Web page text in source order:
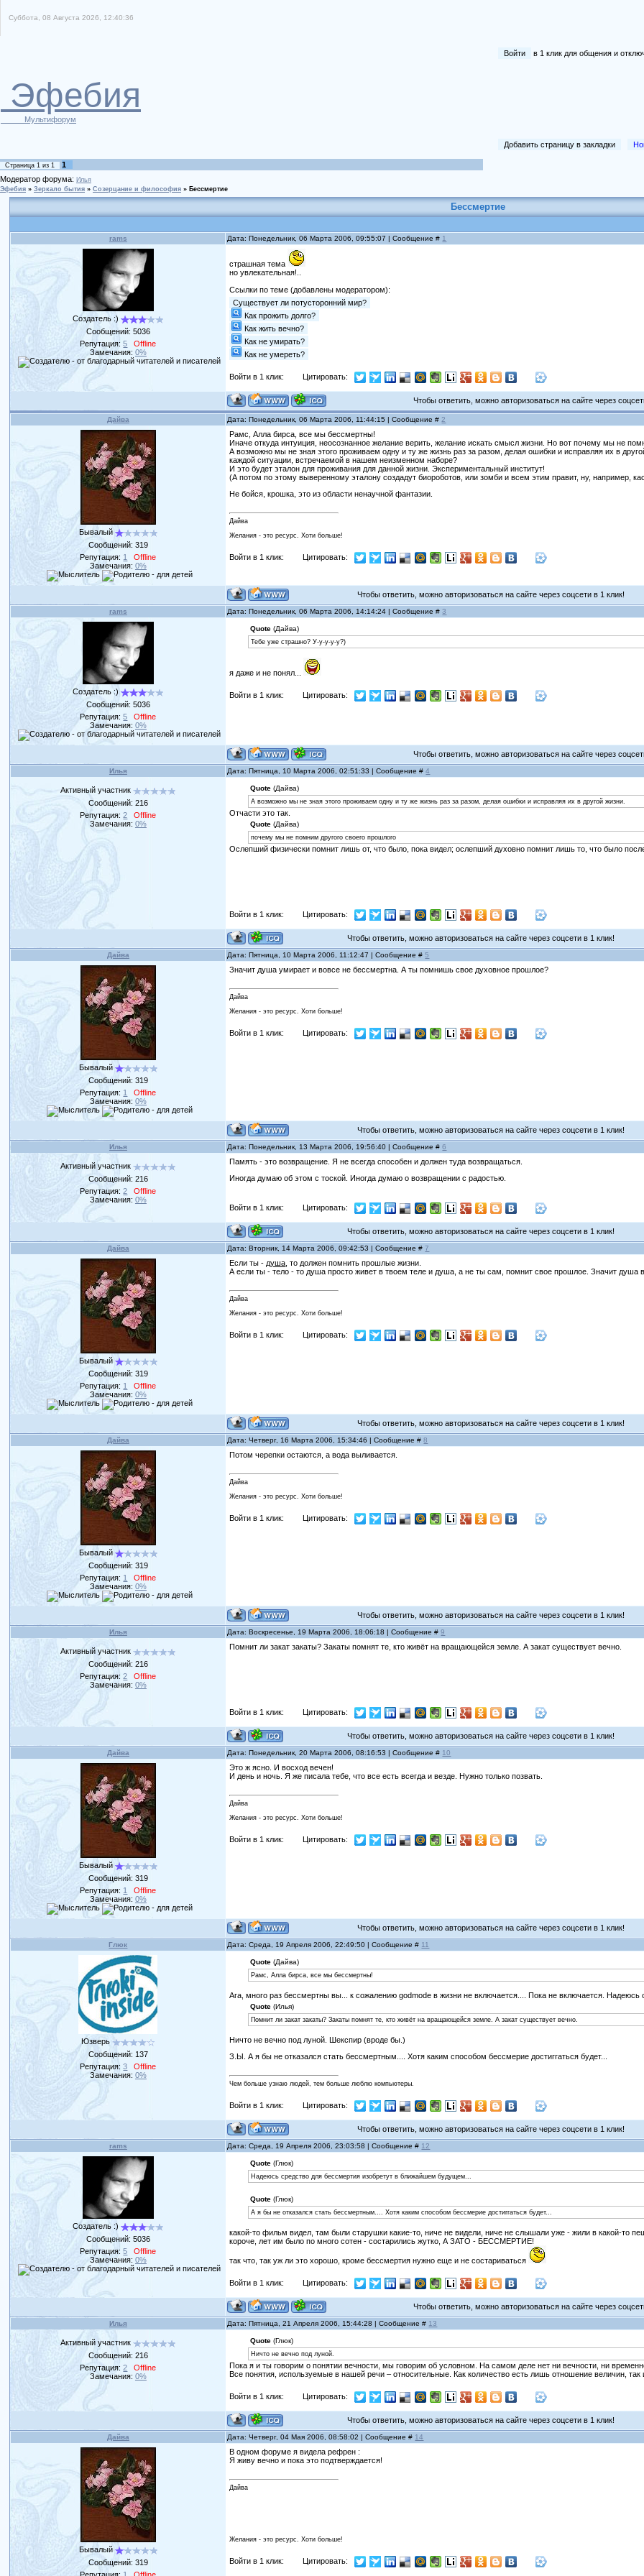
Суббота, 08 Августа 2026, 12:40:36
Войти в 1 клик для общения и
Эфебия
Мультифорум
Добавить страницу в закладки
Страница 1 из 1
1
Модератор форума: Илья
Эфебия » Зеркало бытия » Созерцание и философия » Бессмертие
Бессмертие
rams Дата: Понедельник, 06 Марта 2006, 09:55:07 | Сообщение # 1
Создатель :)
Сообщений: 5036
Репутация:5
Offline
Замечания: 0%
страшная тема
но увлекательная!..
Ссылки по теме (добавлены модератором):
Существует ли потусторонний мир?
Как прожить долго?
Как жить вечно?
Как не умирать?
Как не умереть?
Войти в 1 клик: Цитировать:
Чтобы ответить, можно авторизоваться на сайте через
Дайва Дата: Понедельник, 06 Марта 2006, 11:44:15 | Сообщение # 2
Бывалый
Сообщений: 319
Репутация: 1
Offline
Замечания: 0%
Рамс, Алла бирса, все мы бессмертны!
Иначе откуда интуиция, неосознанное желание верить, желание искать смысл жизни. Но вот почему мы не
А возможно мы не зная этого проживаем одну и ту же жизнь раз за разом, делая ошибки и исправляя их в
каждой ситуации, встречаемой в нашем неизменном наборе?
И это будет эталон для проживания для данной жизни. Экспериментальный институт!
(А потом по этому выверенному эталону создадут биороботов, или зомби и всем этим правит, ну, например,
Не бойся, крошка, это из области ненаучной фантазии.
Дайва
Желания - это ресурс. Хоти больше!
Войти в 1 клик: Цитировать:
Чтобы ответить, можно авторизоваться на сайте через соцсети в 1 клик!
rams Дата: Понедельник, 06 Марта 2006, 14:14:24 | Сообщение #3
Создатель :)
Сообщений: 5036
Репутация:5
Offline
Замечания: 0%
Quote (Дайва)
Тебе уже страшно? У-у-у-у-у?)
я даже и не понял...
Войти в 1 клик: Цитировать:
Чтобы ответить, можно авторизоваться на сайте через
Илья Дата: Пятница, 10 Марта 2006, 02:51:33 | Сообщение #4
Активный участник
Сообщений: 216
Репутация:2
Offline
Замечания: 0%
Quote (Дайва)
А возможно мы не зная этого проживаем одну и ту же жизнь раз за разом, делая ошибки и исправляя их в другой жизни.
Отчасти это так.
Quote (Дайва)
почему мы не помним другого своего прошлого
Ослепший физически помнит лишь от, что было, пока видел; ослепший духовно помнит лишь то, что было
Войти в 1 клик: Цитировать:
Чтобы ответить, можно авторизоваться на сайте через соцсети в 1 клик!
Дайва Дата: Пятница, 10 Марта 2006, 11:12:47 | Сообщение #5
Бывалый
Сообщений: 319
Репутация: 1
Offline
Замечания: 0%
Значит душа умирает и вовсе не бессмертна. А ты помнишь свое духовное прошлое?
Дайва
Желания - это ресурс. Хоти больше!
Войти в 1 клик: Цитировать:
Чтобы ответить, можно авторизоваться на сайте через соцсети в 1 клик!
Илья Дата: Понедельник, 13 Марта 2006, 19:56:40 | Сообщение #6
Активный участник
Сообщений: 216
Репутация:2
Offline
Замечания: 0%
Память - это возвращение. Я не всегда способен и должен туда возвращаться.
Иногда думаю об этом с тоской. Иногда думаю о возвращении с радостью.
Войти в 1 клик: Цитировать:
Чтобы ответить, можно авторизоваться на сайте через соцсети в 1 клик!
Дайва Дата: Вторник, 14 Марта 2006, 09:42:53 | Сообщение #7
Бывалый
Сообщений: 319
Репутация: 1
Offline
Замечания: 0%
Если ты - душа , то должен помнить прошлые жизни.
А если ты - тело - то душа просто живет в твоем теле и душа, а не ты сам, помнит свое прошлое. Значит душа
Дайва
Желания - это ресурс. Хоти больше!
Войти в 1 клик: Цитировать:
Чтобы ответить, можно авторизоваться на сайте через соцсети в 1 клик!
Дайва Дата: Четверг, 16 Марта 2006, 15:34:46 | Сообщение #8
Бывалый
Сообщений: 319
Репутация: 1
Offline
Замечания: 0%
Потом черепки остаются, а вода выливается.
Дайва
Желания - это ресурс. Хоти больше!
Войти в 1 клик: Цитировать:
Чтобы ответить, можно авторизоваться на сайте через соцсети в 1 клик!
Илья Дата: Воскресенье, 19 Марта 2006, 18:06:18 | Сообщение #9
Активный участник
Сообщений: 216
Репутация:2
Offline
Замечания: 0%
Помнит ли закат закаты? Закаты помнят те, кто живёт на вращающейся земле. А закат существует вечно.
Войти в 1 клик: Цитировать:
Чтобы ответить, можно авторизоваться на сайте через соцсети в 1 клик!
Дайва Дата: Понедельник, 20 Марта 2006, 08:16:53 | Сообщение # 10
Бывалый
Сообщений: 319
Репутация: 1
Offline
Замечания: 0%
Это ж ясно. И восход вечен!
И день и ночь. Я же писала тебе, что все есть всегда и везде. Нужно только позвать.
Дайва
Желания - это ресурс. Хоти больше!
Войти в 1 клик: Цитировать:
Чтобы ответить, можно авторизоваться на сайте через соцсети в 1 клик!
Глюк Дата: Среда, 19 Апреля 2006, 22:49:50 | Сообщение # 11
Юзверь
Сообщений: 137
Репутация:3
Offline
Замечания: 0%
Quote (Дайва)
Рамс, Алла бирса, все мы бессмертны!
Ага, много раз бессмертны вы... к сожалению godmode в жизни не включается.... Пока не включается.
Quote (Илья)
Помнит ли закат закаты? Закаты помнят те, кто живёт на вращающейся земле. А закат существует вечно.
Ничто не вечно под луной. Шекспир (вроде бы.)
З.Ы. А я бы не отказался стать бессмертным.... Хотя каким способом бессмерие достиггаться будет...
Чем больше узнаю людей, тем больше люблю компьютеры.
Войти в 1 клик: Цитировать:
Чтобы ответить, можно авторизоваться на сайте через соцсети в 1 клик!
rams Дата: Среда, 19 Апреля 2006, 23:03:58 | Сообщение # 12
Создатель :)
Сообщений: 5036
Репутация:5
Offline
Замечания: 0%
Quote (Глюк)
Надеюсь средство для бессмертия изобретут в ближайшем будущем...
Quote (Глюк)
А я бы не отказался стать бессмертным.... Хотя каким способом бессмерие достиггаться будет...
какой-то фильм видел, там были старушки какие-то, ниче не видели, ниче не слышали уже - жили в какой-то
короче, лет им было по много сотен - состарились жутко, А ЗАТО - БЕССМЕРТИЕ!
так что, так уж ли это хорошо, кроме бессмертия нужно еще и не состариваться
Войти в 1 клик: Цитировать:
Чтобы ответить, можно авторизоваться на сайте через
Илья Дата: Пятница, 21 Апреля 2006, 15:44:28 | Сообщение # 13
Активный участник
Сообщений: 216
Репутация:2
Offline
Замечания: 0%
Quote (Глюк)
Ничто не вечно под луной.
Пока я и ты говорим о понятии вечности, мы говорим об условном. На самом деле нет ни вечности, ни
Все понятия, используемые в нашей речи – относительные. Как количество есть лишь отношение величин,
Войти в 1 клик: Цитировать:
Чтобы ответить, можно авторизоваться на сайте через соцсети в 1 клик!
Дайва Дата: Четверг, 04 Мая 2006, 08:58:02 | Сообщение # 14
Бывалый
Сообщений: 319
В одном форуме я видела рефрен :
Я живу вечно и пока это подтверждается!
Дайва
Желания - это ресурс. Хоти больше!
Войти в 1 клик: Цитировать: